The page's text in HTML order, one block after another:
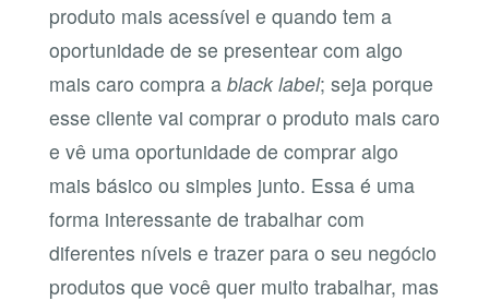
produto mais acessível e quando tem a
oportunidade de se presentear com algo
mais caro compra a black label; seja porque
esse cliente vai comprar o produto mais caro
e vê uma oportunidade de comprar algo
mais básico ou simples junto. Essa é uma
forma interessante de trabalhar com
diferentes níveis e trazer para o seu negócio
produtos que você quer muito trabalhar, mas